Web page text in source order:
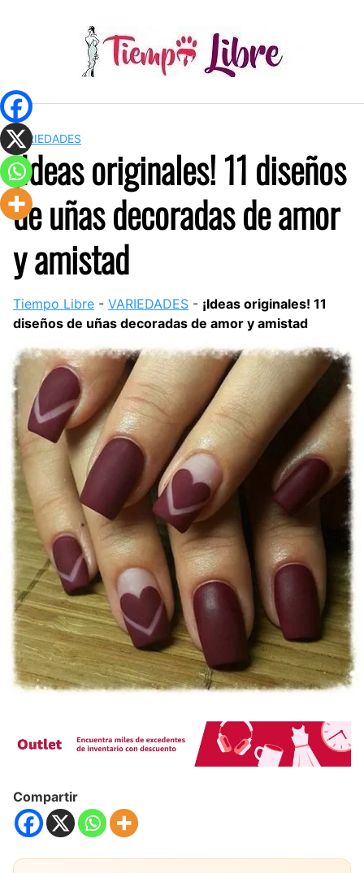
VARIEDADES
¡Ideas originales! 11 diseños
de uñas decoradas de amor
y amistad
Tiempo Libre - VARIEDADES - ¡Ideas originales! 11
diseños de uñas decoradas de amor y amistad
Compartir